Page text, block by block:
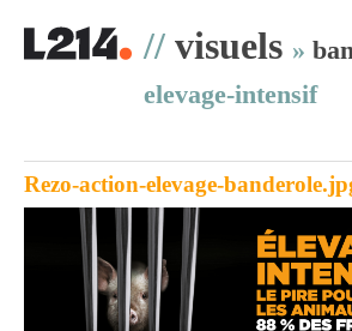
// visuels »
elevage-intensif
Rezo-action-elevage-